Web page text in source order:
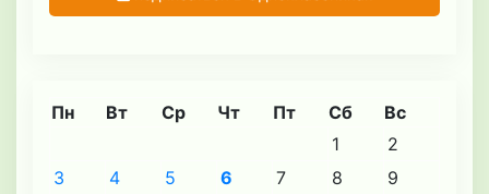
Пн Вт Ср Чт Пт Сб Вс
1
2
3
4 5 6 7 8
9